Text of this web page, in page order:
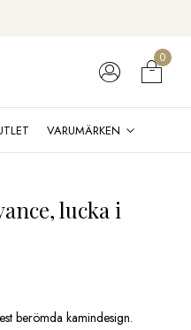
0
VARUMÄRKEN
lucka i
berömda kamindesign.